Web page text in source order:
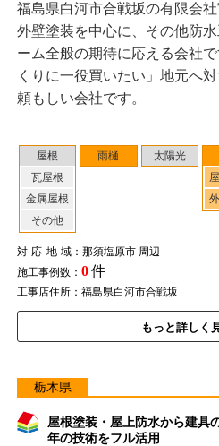
屋根
瓦屋根
金属屋根
その他
雨樋 太陽光
対応地域：那須塩原市 周辺
施工事例数： 0件
工事店住所：福島県白河市合戦坂
もっと詳しく
福島県白河市合戦坂の有限会
外壁塗装を中心に、その他防
ーム全般の期待に応える会社
くりに一役買いたい」地元へ
頼もしい会社です。
栃木県
屋根塗装・屋上防水から建具
年の技術をフル活用